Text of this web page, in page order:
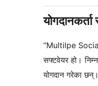
“Multilpe
सफ्टवेयर हो।
योगदान गरेका छन्।